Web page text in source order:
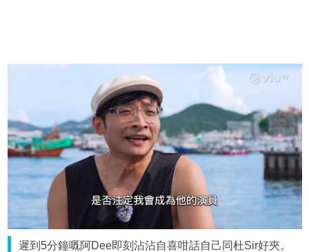
遲到5分鐘嘅阿Dee即刻沾沾自喜咁話自己同杜Sir好夾。